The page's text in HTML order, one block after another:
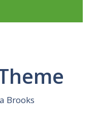
Brooks